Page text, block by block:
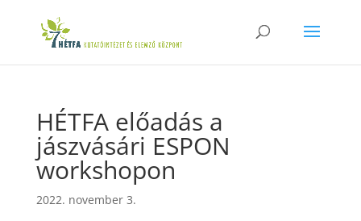
HÉTFA előadás a
jászvásári ESPON
workshopon
2022. november 3.